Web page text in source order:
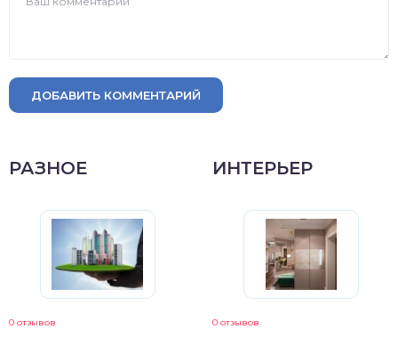
ДОБАВИТЬ КОММЕНТАРИЙ
РАЗНОЕ
0 отзывов
ИНТЕРЬЕР
0 отзывов